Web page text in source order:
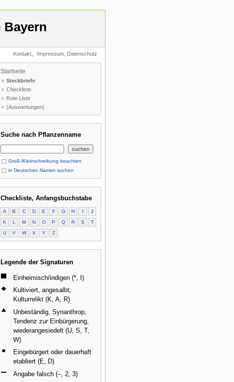
Kontakt, Impressum, Datenschutz
Startseite
Steckbriefe
Checkliste
Rote Liste
(Auswertungen)
Suche nach Pflanzenname
Groß-/Kleinschreibung beachten
in Deutschen Namen suchen
Checkliste, Anfangsbuchstabe
A B C D E F G H I
J
K
L M N O P Q R S
T
U
V W X Y Z
Legende der Signaturen
Einheimisch/indigen (*, I)
Kultiviert, angesalbt,
Kulturrelikt (K, A, R)
Unbeständig, Synanthrop,
Tendenz zur Einbürgerung,
wiederangesiedelt (U, S, T,
W)
Eingebürgert oder dauerhaft
etabliert (E, D)
Angabe falsch (–, 2, 3)